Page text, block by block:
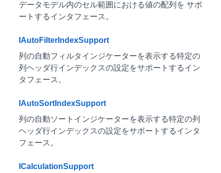
データモデル内のセル範囲における値の配列を サポ
ートするインタフェース。
IAutoFilterIndexSupport
列の自動フィルタインジケーターを表示する特定の
列ヘッダ行インデックスの設定をサポートするイン
タフェース。
IAutoSortIndexSupport
列の自動ソートインジケーターを表示する特定の列
ヘッダ行インデックスの設定をサポートするインタ
フェース。
ICalculationSupport